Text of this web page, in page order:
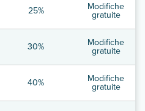
25% Modifiche
gratuite
30% Modifiche
gratuite
40% Modifiche
gratuite